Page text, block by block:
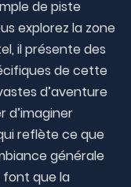
de piste
explorez la zone
il présente des
de cette
d’aventure
d’imaginer
reflète ce que
générale
font que la